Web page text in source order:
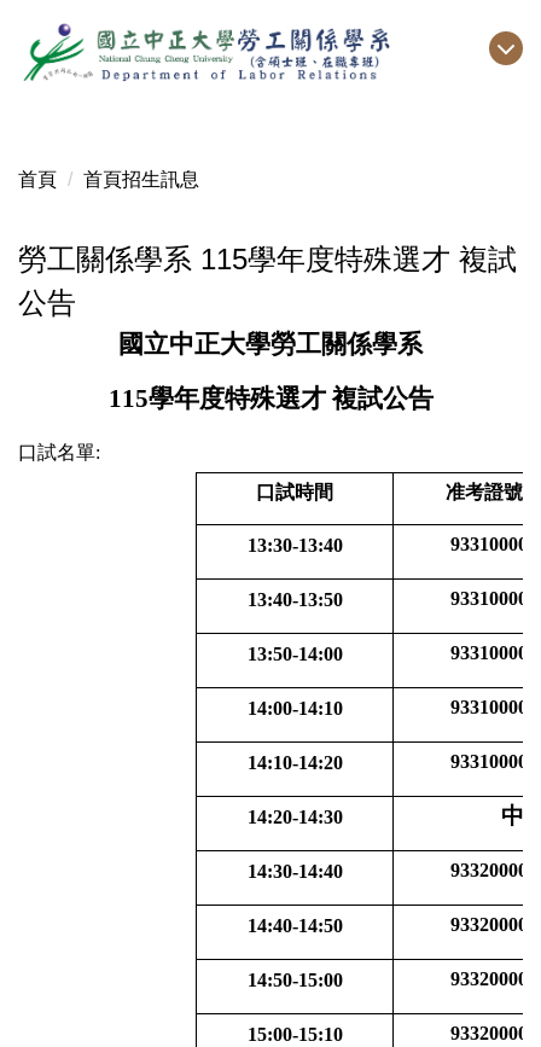
到
主
區
首頁 首頁招生訊息
勞工關係學系 115學年度特殊選才 複試
公告
國立中正大學勞工關係學系
115學年度特殊選才 複試公告
口試名單:
口試時間
准考證號碼
13:30-13:40 933100001
13:40-13:50 933100002
13:50-14:00 933100003
14:00-14:10 933100006
14:10-14:20 933100008
14:20-14:30 中
14:30-14:40 933200001
14:40-14:50 933200002
14:50-15:00 933200003
15:00-15:10 933200004